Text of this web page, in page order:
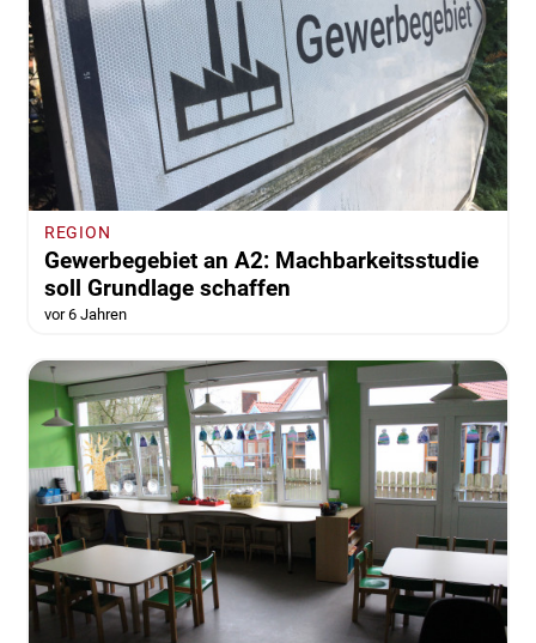
REGION
Gewerbegebiet an A2: Machbarkeitsstudie
soll Grundlage schaffen
vor 6 Jahren